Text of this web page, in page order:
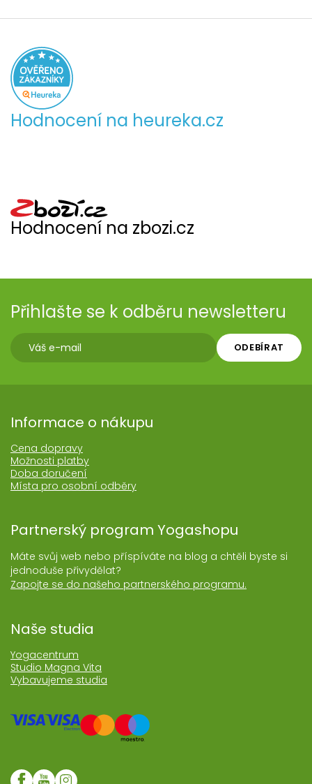
Hodnocení na heureka.cz
Hodnocení na zbozi.cz
Přihlašte se k odběru newsletteru
ODEBÍRAT
Informace o nákupu
Cena dopravy
Možnosti platby
Doba doručení
Místa pro osobní odběry
Partnerský program Yogashopu
Máte svůj web nebo příspíváte na blog a chtěli byste si
jednoduše přivydělat?
Zapojte se do našeho partnerského programu.
Naše studia
Yogacentrum
Studio Magna Vita
Vybavujeme studia